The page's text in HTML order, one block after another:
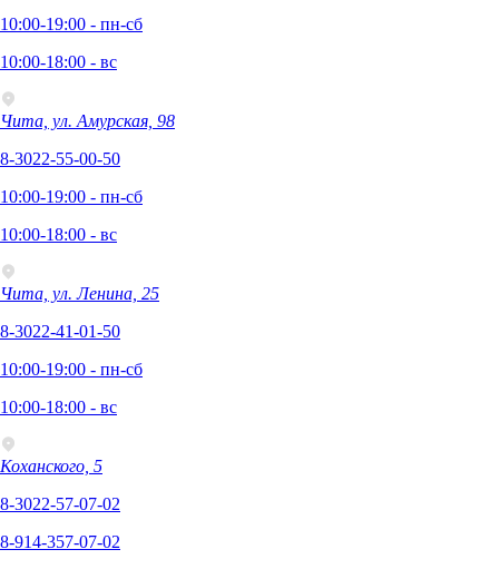
10:00-19:00 - пн-сб
10:00-18:00 - вс
Чита, ул. Амурская, 98
8-3022-55-00-50
10:00-19:00 - пн-сб
10:00-18:00 - вс
Чита, ул. Ленина, 25
8-3022-41-01-50
10:00-19:00 - пн-сб
10:00-18:00 - вс
Коханского, 5
8-3022-57-07-02
8-914-357-07-02